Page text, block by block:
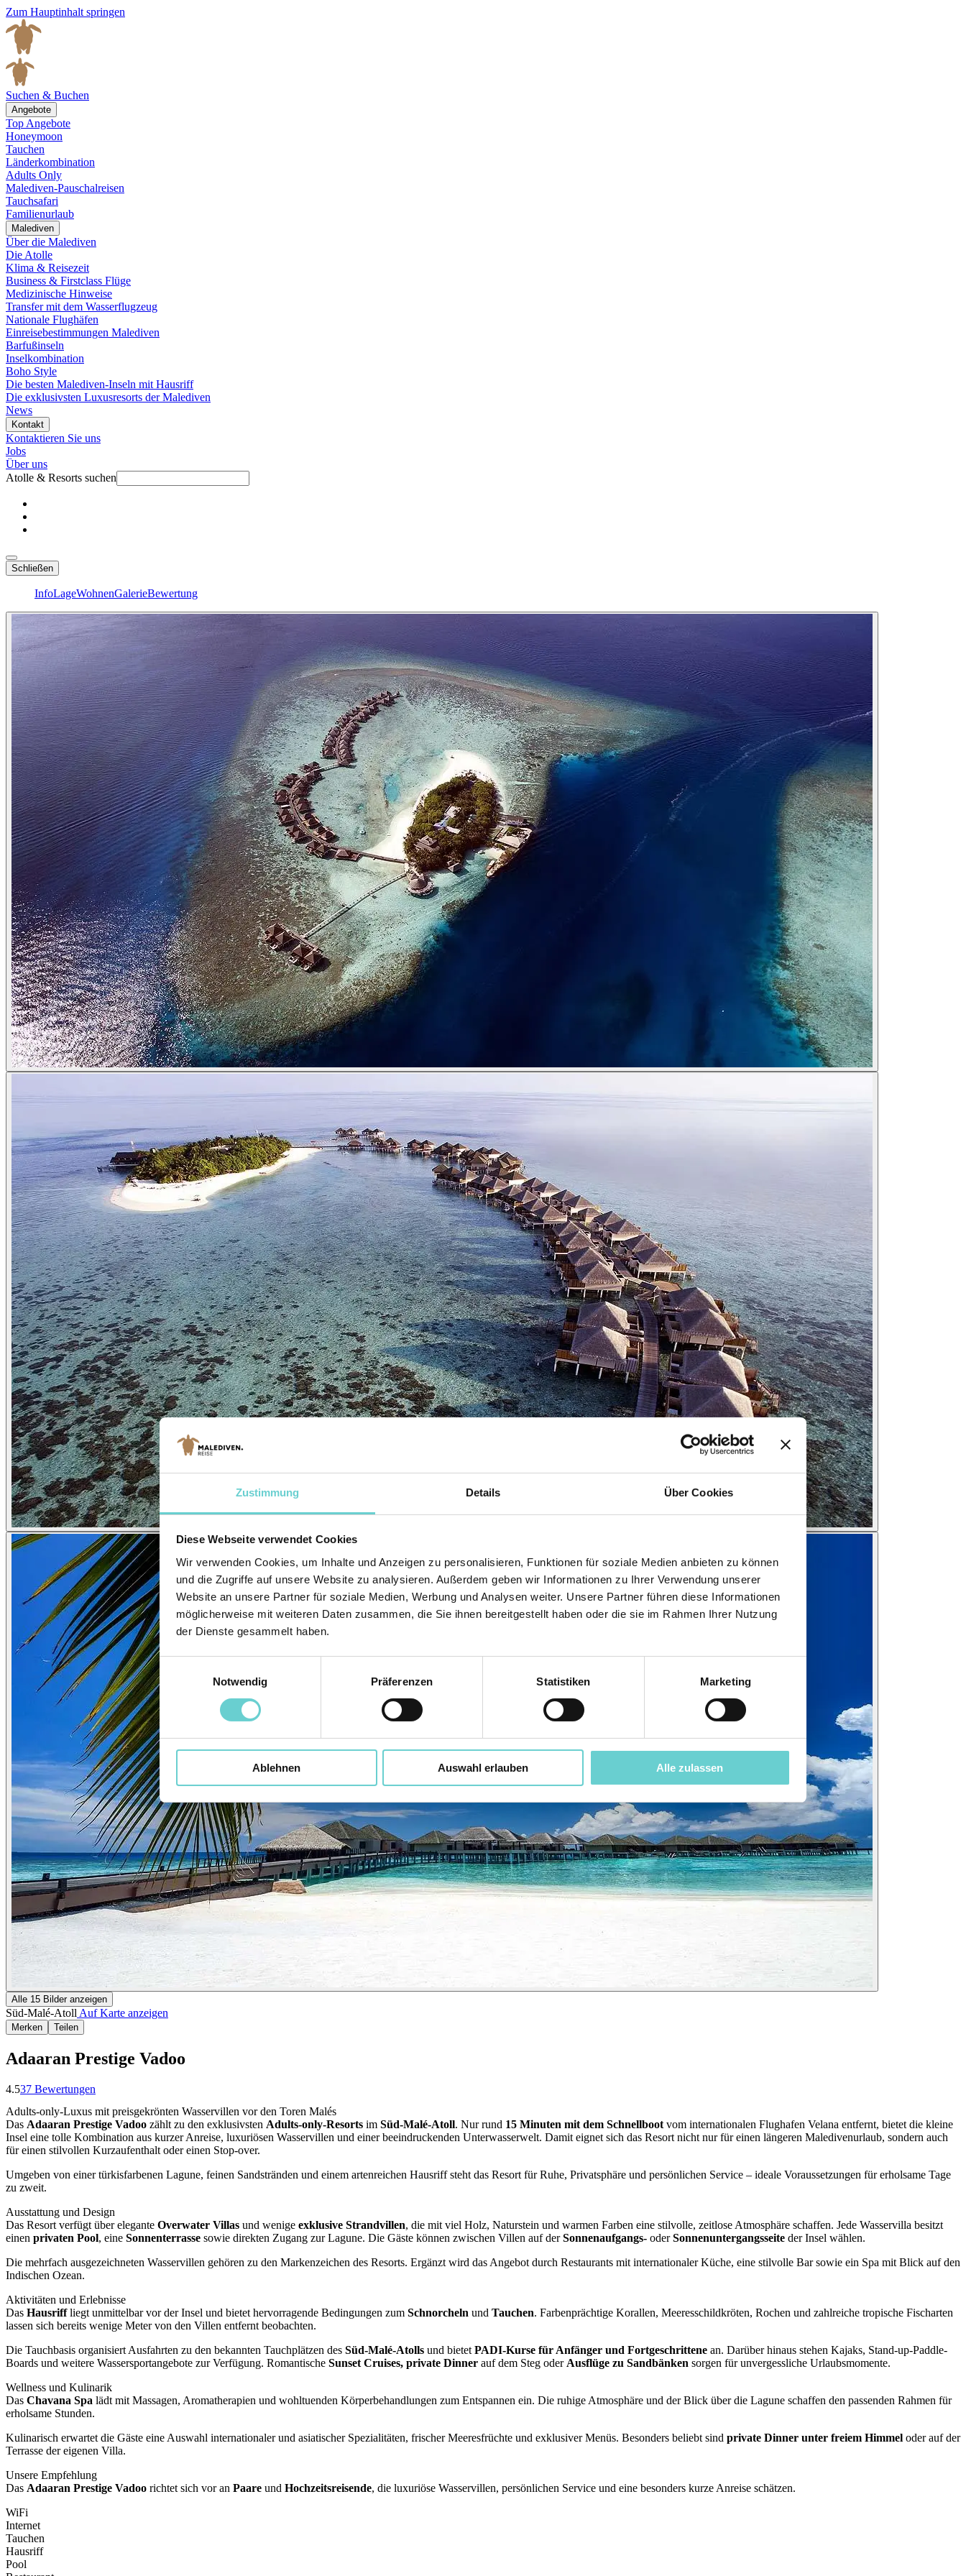
Zustimmung Details Über Cookies
Diese Webseite verwendet Cookies
Wir verwenden Cookies, um Inhalte und Anzeigen zu personalisieren, Funktionen für soziale Medien anbieten zu können
und die Zugriffe auf unsere Website zu analysieren. Außerdem geben wir Informationen zu Ihrer Verwendung unserer
Website an unsere Partner für soziale Medien, Werbung und Analysen weiter. Unsere Partner führen diese Informationen
möglicherweise mit weiteren Daten zusammen, die Sie ihnen bereitgestellt haben oder die sie im Rahmen Ihrer Nutzung
der Dienste gesammelt haben.
Einwilligungsauswahl
Notwendig
Präferenzen Statistiken Marketing
Ablehnen Auswahl erlauben Alle zulassen
Zum Hauptinhalt springen
Suchen & Buchen
Angebote
Top Angebote
Honeymoon
Tauchen
Länderkombination
Adults Only
Malediven-Pauschalreisen
Tauchsafari
Familienurlaub
Malediven
Über die Malediven
Die Atolle
Klima & Reisezeit
Business & Firstclass Flüge
Medizinische Hinweise
Transfer mit dem Wasserflugzeug
Nationale Flughäfen
Einreisebestimmungen Malediven
Barfußinseln
Inselkombination
Boho Style
Die besten Malediven-Inseln mit Hausriff
Die exklusivsten Luxusresorts der Malediven
News
Kontakt
Kontaktieren Sie uns
Jobs
Über uns
Atolle & Resorts suchen
Schließen
InfoLageWohnenGalerieBewertung
Alle 15 Bilder anzeigen
Süd-Malé-Atoll Auf Karte anzeigen
Merken Teilen
Adaaran Prestige Vadoo
4.537 Bewertungen
Adults-only-Luxus mit preisgekrönten Wasservillen vor den Toren Malés
Das Adaaran Prestige Vadoo zählt zu den exklusivsten Adults-only-Resorts im Süd-Malé-Atoll. Nur rund 15 Minuten mit dem Schnellboot vom internationalen Flughafen Velana entfernt, bietet die kleine
Insel eine tolle Kombination aus kurzer Anreise, luxuriösen Wasservillen und einer beeindruckenden Unterwasserwelt. Damit eignet sich das Resort nicht nur für einen längeren Maledivenurlaub, sondern auch
für einen stilvollen Kurzaufenthalt oder einen Stop-over.
Umgeben von einer türkisfarbenen Lagune, feinen Sandstränden und einem artenreichen Hausriff steht das Resort für Ruhe, Privatsphäre und persönlichen Service – ideale Voraussetzungen für erholsame Tage
zu zweit.
Ausstattung und Design
Das Resort verfügt über elegante Overwater Villas und wenige exklusive Strandvillen, die mit viel Holz, Naturstein und warmen Farben eine stilvolle, zeitlose Atmosphäre schaffen. Jede Wasservilla besitzt
einen privaten Pool, eine Sonnenterrasse sowie direkten Zugang zur Lagune. Die Gäste können zwischen Villen auf derSonnenaufgangs- oderSonnenuntergangsseite der Insel wählen.
Die mehrfach ausgezeichneten Wasservillen gehören zu den Markenzeichen des Resorts. Ergänzt wird das Angebot durch Restaurants mit internationaler Küche, eine stilvolle Bar sowie ein Spa mit Blick auf den
Indischen Ozean.
Aktivitäten und Erlebnisse
Das Hausriffliegt unmittelbar vor der Insel und bietet hervorragende Bedingungen zum Schnorcheln und Tauchen. Farbenprächtige Korallen, Meeresschildkröten, Rochen und zahlreiche tropische Fischarten
lassen sich bereits wenige Meter von den Villen entfernt beobachten.
Die Tauchbasis organisiert Ausfahrten zu den bekannten Tauchplätzen des Süd-Malé-Atolls und bietet PADI-Kurse für Anfänger und Fortgeschrittene an. Darüber hinaus stehen Kajaks, Stand-up-Paddle-
Boards und weitere Wassersportangebote zur Verfügung. Romantische Sunset Cruises, private Dinner auf dem Steg oder Ausflüge zu Sandbänken sorgen für unvergessliche Urlaubsmomente.
Wellness und Kulinarik
Das Chavana Spa lädt mit Massagen, Aromatherapien und wohltuenden Körperbehandlungen zum Entspannen ein. Die ruhige Atmosphäre und der Blick über die Lagune schaffen den passenden Rahmen für
erholsame Stunden.
Kulinarisch erwartet die Gäste eine Auswahl internationaler und asiatischer Spezialitäten, frischer Meeresfrüchte und exklusiver Menüs. Besonders beliebt sind private Dinner unter freiem Himmel oder auf der
Terrasse der eigenen Villa.
Unsere Empfehlung
Das Adaaran Prestige Vadoo richtet sich vor an Paare und Hochzeitsreisende, die luxuriöse Wasservillen, persönlichen Service und eine besonders kurze Anreise schätzen.
WiFi
Internet
Tauchen
Hausriff
Pool